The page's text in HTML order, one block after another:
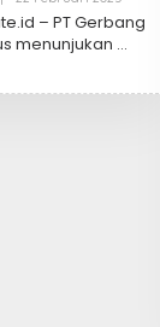
Update
– PT Gerbang
menunjukan